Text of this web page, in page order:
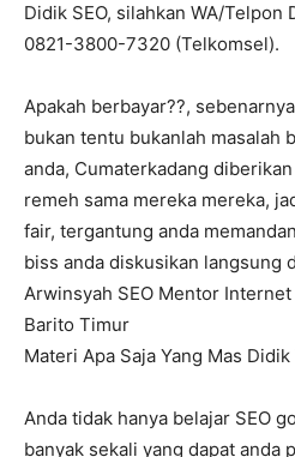
Didik SEO, silahkan WA/Telpon
0821-3800-7320 (Telkomsel).
Apakah berbayar??,
bukan tentu bukanlah masalah
anda, Cumaterkadang
remeh sama mereka mereka,
fair, tergantung anda
biss anda diskusikan langsung
Arwinsyah SEO Mentor
Barito Timur
Materi Apa Saja Yang Mas Didik
Anda tidak hanya belajar SEO
banyak sekali yang dapat anda